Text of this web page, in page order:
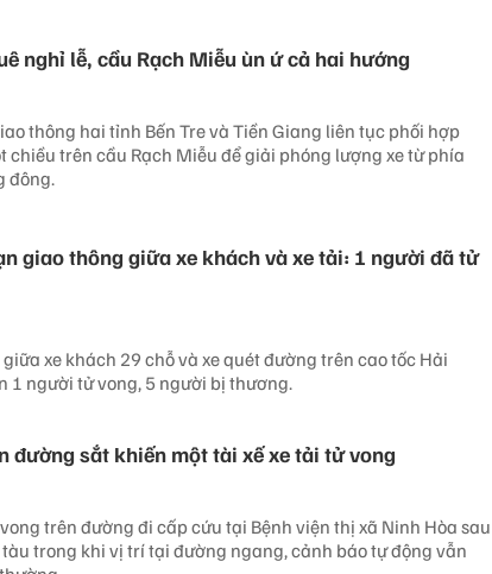
nghỉ lễ, cầu Rạch Miễu ùn ứ cả hai hướng
thông hai tỉnh Bến Tre và Tiền Giang liên tục phối hợp
chiều trên cầu Rạch Miễu để giải phóng lượng xe từ phía
đông.
giao thông giữa xe khách và xe tải: 1 người đã tử
xe khách 29 chỗ và xe quét đường trên cao tốc Hải
1 người tử vong, 5 người bị thương.
đường sắt khiến một tài xế xe tải tử vong
trên đường đi cấp cứu tại Bệnh viện thị xã Ninh Hòa sau
trong khi vị trí tại đường ngang, cảnh báo tự động vẫn